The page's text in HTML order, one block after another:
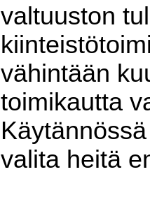
valtuuston
vähintään
toimikautta
valita heitä